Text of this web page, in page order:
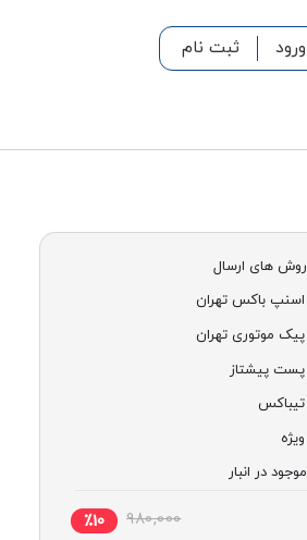
ورود ثبت نام
روش های ارسال
اسنپ باکس تهران
پیک موتوری تهران
پست پیشتاز
تیباکس
ویژه
موجود در انبار
980,000 ٪10